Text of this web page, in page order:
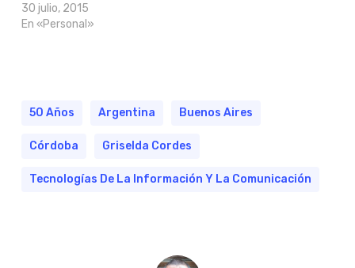
30 julio, 2015
En «Personal»
50 Años Argentina Buenos Aires
Córdoba Griselda Cordes
Tecnologías De La Información Y La Comunicación